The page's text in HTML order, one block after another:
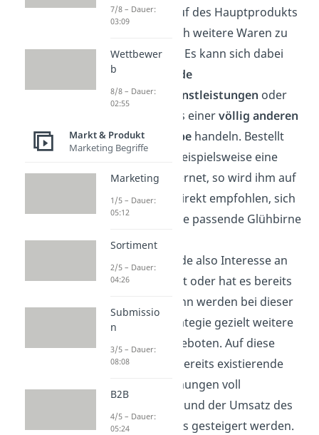
geplanten Kauf des Hauptprodukts
noch zusätzlich weitere Waren zu
konsumieren. Es kann sich dabei
um
ergänzende
Produkte
Dienstleistungen oder
um Waren aus einervöllig anderen
Produktgruppehandeln. Bestellt
sich jemand beispielsweise eine
Lampe im Internet, so wird ihm auf
der Website direkt empfohlen, sich
doch noch eine passende Glühbirne
zu kaufen.
Zeigt der Kunde also Interesse an
einem Produkt oder hat es bereits
erworben, dann werden bei dieser
Marketingstrategie gezielt weitere
Produkte angeboten. Auf diese
Weise sollen bereits existierende
Kundenbeziehungen voll
ausgeschöpft und der Umsatz des
Unternehmens gesteigert werden.
7/8 – Dauer:
03:09
Wettbewer
b
8/8 – Dauer:
02:55
Markt & Produkt
Marketing Begriffe
Marketing
1/5 – Dauer:
05:12
Sortiment
2/5 – Dauer:
04:26
Submissio
n
3/5 – Dauer:
08:08
B2B
4/5 – Dauer:
05:24